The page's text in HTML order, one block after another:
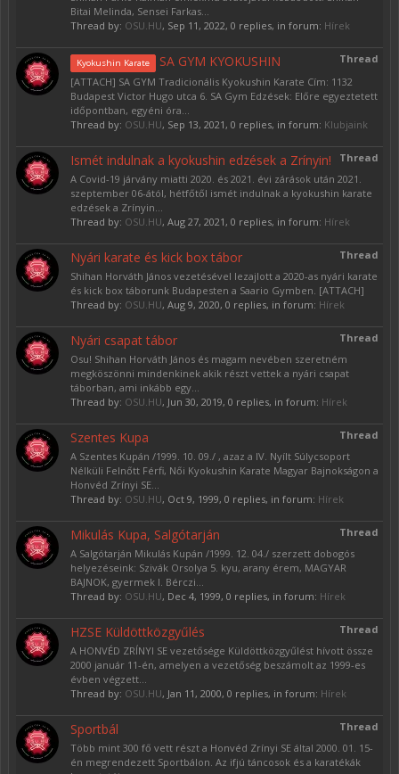
Bitai Melinda, Sensei Farkas...
Thread by: OSU.HU, Sep 11, 2022, 0 replies, in forum: Hírek
Thread
Kyokushin Karate SA GYM KYOKUSHIN
[ATTACH] SA GYM Tradicionális Kyokushin Karate Cím: 1132
Budapest Victor Hugo utca 6. SA Gym Edzések: Előre egyeztetett
időpontban, egyéni óra...
Thread by: OSU.HU, Sep 13, 2021, 0 replies, in forum: Klubjaink
Thread
Ismét indulnak a kyokushin edzések a Zrínyin!
A Covid-19 járvány miatti 2020. és 2021. évi zárások után 2021.
szeptember 06-ától, hétfőtől ismét indulnak a kyokushin karate
edzések a Zrínyin...
Thread by: OSU.HU, Aug 27, 2021, 0 replies, in forum: Hírek
Thread
Nyári karate és kick box tábor
Shihan Horváth János vezetésével lezajlott a 2020-as nyári karate
és kick box táborunk Budapesten a Saario Gymben. [ATTACH]
Thread by: OSU.HU, Aug 9, 2020, 0 replies, in forum: Hírek
Thread
Nyári csapat tábor
Osu! Shihan Horváth János és magam nevében szeretném
megköszönni mindenkinek akik részt vettek a nyári csapat
táborban, ami inkább egy...
Thread by: OSU.HU, Jun 30, 2019, 0 replies, in forum: Hírek
Thread
Szentes Kupa
A Szentes Kupán /1999. 10. 09./ , azaz a IV. Nyílt Súlycsoport
Nélküli Felnőtt Férfi, Női Kyokushin Karate Magyar Bajnokságon a
Honvéd Zrínyi SE...
Thread by: OSU.HU, Oct 9, 1999, 0 replies, in forum: Hírek
Thread
Mikulás Kupa, Salgótarján
A Salgótarján Mikulás Kupán /1999. 12. 04./ szerzett dobogós
helyezéseink: Szivák Orsolya 5. kyu, arany érem, MAGYAR
BAJNOK, gyermek I. Bérczi...
Thread by: OSU.HU, Dec 4, 1999, 0 replies, in forum: Hírek
Thread
HZSE Küldöttközgyűlés
A HONVÉD ZRÍNYI SE vezetősége Küldöttközgyűlést hívott össze
2000 január 11-én, amelyen a vezetőség beszámolt az 1999-es
évben végzett...
Thread by: OSU.HU, Jan 11, 2000, 0 replies, in forum: Hírek
Thread
Sportbál
Több mint 300 fő vett részt a Honvéd Zrínyi SE által 2000. 01. 15-
én megrendezett Sportbálon. Az ifjú táncosok és a karatékák